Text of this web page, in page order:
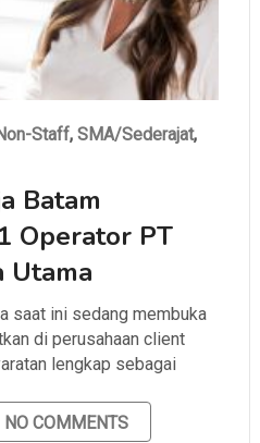
Staff, SMA/Sederajat,
Batam
Operator PT
Utama
saat ini sedang membuka
di perusahaan client
lengkap sebagai
NO COMMENTS